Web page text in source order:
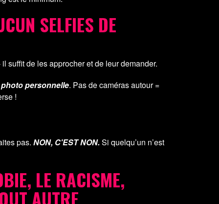
SELFIES DE
suffit de les approcher et de leur demander.
personnelle. Pas de caméras autour =
!
pas. NON, C'EST NON.Si quelqu’un n’est
LE RACISME,
AUTRE